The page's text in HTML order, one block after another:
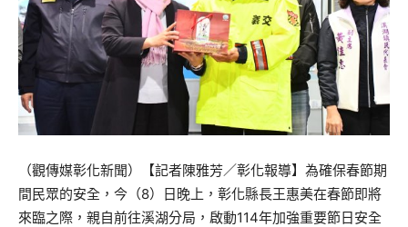
（觀傳媒彰化新聞）【記者陳雅芳／彰化報導】為確保春節期
間民眾的安全，今（8）日晚上，彰化縣長王惠美在春節即將
來臨之際，親自前往溪湖分局，啟動114年加強重要節日安全